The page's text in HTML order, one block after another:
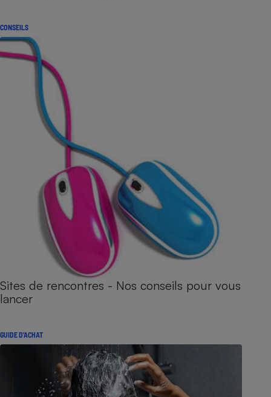
CONSEILS
Sites de rencontres - Nos conseils pour vous
lancer
GUIDE D'ACHAT